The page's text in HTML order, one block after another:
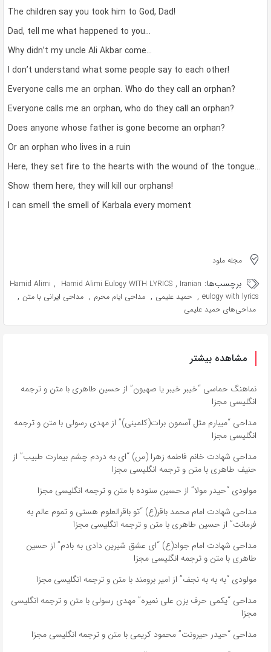
The children say you took him to God, Dad!
Dad, tell me what happened to you…
Why didn’t my uncle Ali Akbar come…
I don’t understand what some people say to each other!
Everyone calls me an orphan. Who do they call an orphan?
Everyone calls me an orphan, who do they call an orphan?
Does anyone whose father is gone become an orphan?
Or an orphan who lives in a ruin
Here, they set fire to the hearts with the wound of the tongue…
Show them here, they will kill our orphans!
I can smell the smell of Karbala every moment
مجله ملود
برچسب‌ها: Hamid Alimi , Hamid Alimi Eulogy WITH LYRICS , Iranian
eulogy with lyrics
, حمید علیمی , مداحی ایام محرم , مداحی ایرانی با متن ,
مداحی‌های حمید علیمی
مشاهده بیشتر
نماهنگ حماسی “خیبر خیبر یا صهیون” از حسین طاهری با متن و ترجمه
انگلیسی مجزا
مداحی “میبارم مثل آسمون برات(کلمینی)” از مهدی رسولی با متن و ترجمه
انگلیسی مجزا
مداحی شهادت خانم فاطمه زهرا (س) “ای به دردم چشم بیمارت طبیب” از
حنیف طاهری با متن و ترجمه انگلیسی مجزا
مولودی “حیدر مولا” از حسین ستوده با متن و ترجمه انگلیسی مجزا
مداحی شهادت امام محمد باقر(ع) “تو باقرالعلوم هستی و تموم عالم به
فرمانت” از حسین طاهری با متن و ترجمه انگلیسی مجزا
مداحی شهادت امام جواد(ع) “ای عشق شیرین دادی به بادم” از حسین
طاهری با متن و ترجمه انگلیسی مجزا
مولودی “به به به نجف” از امیر برومند با متن و ترجمه انگلیسی مجزا
مداحی “یکمی حرف بزن علی نمیره” مهدی رسولی با متن و ترجمه انگلیسی
مجزا
مداحی “حیدر حیرونت” محمود کریمی با متن و ترجمه انگلیسی مجزا